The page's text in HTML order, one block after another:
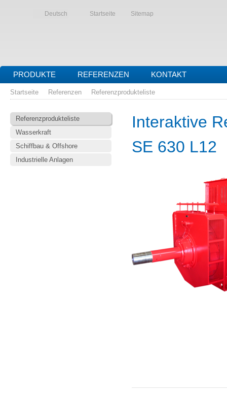
Deutsch Startseite Sitemap
PRODUKTE REFERENZEN KONTAKT
Startseite Referenzen Referenzprodukteliste
Referenzprodukteliste
Wasserkraft
Schiffbau & Offshore
Industrielle Anlagen
Interaktive
SE 630 L12